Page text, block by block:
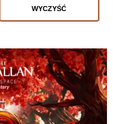
WYCZYŚĆ